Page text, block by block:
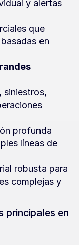
y alertas
que
en
siniestros,
profunda
líneas de
robusta para
complejas y
principales en